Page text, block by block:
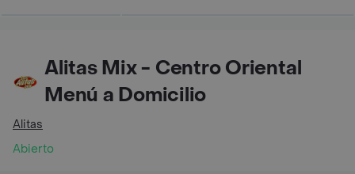
Alitas Mix - Centro Oriental
Menú a Domicilio
Alitas
Abierto